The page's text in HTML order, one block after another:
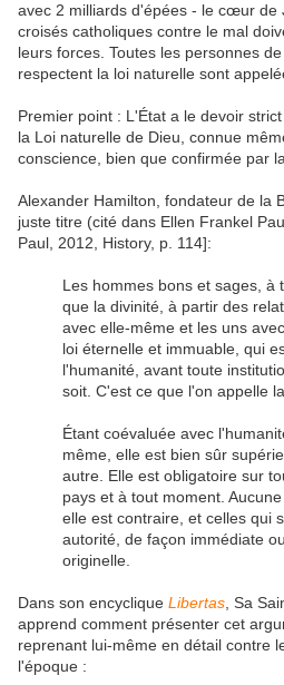
avec 2 milliards d'épées - le cœur de
croisés catholiques contre le mal
leurs forces. Toutes les personnes
respectent la loi naturelle sont
Premier point : L'État a le devoir
la Loi naturelle de Dieu, connue
conscience, bien que confirmée par
Alexander Hamilton, fondateur de la
juste titre (cité dans Ellen Frankel
Paul, 2012, History, p. 114]:
Les hommes bons et sages, à
que la divinité, à partir des
avec elle-même et les uns
loi éternelle et immuable, qui
l'humanité, avant toute
soit. C'est ce que l'on appelle
Étant coévaluée avec
même, elle est bien sûr
autre. Elle est obligatoire sur
pays et à tout moment.
elle est contraire, et celles qui
autorité, de façon immédiate
originelle.
Dans son encyclique Libertas , Sa
apprend comment présenter cet
reprenant lui-même en détail contre
l'époque :